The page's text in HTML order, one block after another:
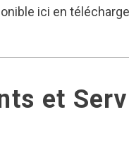
ici en
et